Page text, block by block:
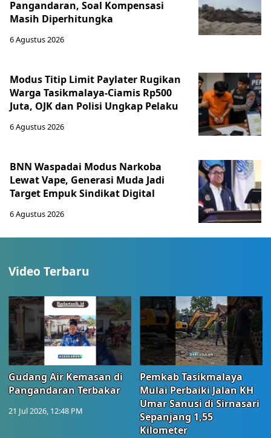
Pangandaran, Soal Kompensasi
Masih Diperhitungka
6 Agustus 2026
Modus Titip Limit Paylater Rugikan
Warga Tasikmalaya-Ciamis Rp500
Juta, OJK dan Polisi Ungkap Pelaku
6 Agustus 2026
BNN Waspadai Modus Narkoba
Lewat Vape, Generasi Muda Jadi
Target Empuk Sindikat Digital
6 Agustus 2026
Video Terbaru
Gudang Air Kemasan di
Pangandaran Terbakar
21 Jul 2026, 12:48 PM
Pemkab Tasikmalaya
Mulai Perbaiki Jalan KH
Umar Sanusi di Sirnasari
Sepanjang 1,55
Kilometer